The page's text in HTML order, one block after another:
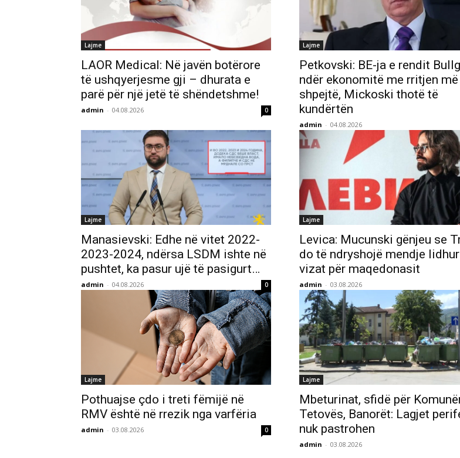
Lajme
LAOR Medical: Në javën botërore
të ushqyerjesme gji – dhurata e
parë për një jetë të shëndetshme!
admin - 04.08.2026 0
Lajme
Petkovski: BE-ja e rendit
ndër ekonomitë me rritjen
shpejtë, Mickoski thotë të
kundërtën
admin - 04.08.2026
Lajme
Manasievski: Edhe në vitet 2022-
2023-2024, ndërsa LSDM ishte në
pushtet, ka pasur ujë të pasigurt…
admin - 04.08.2026 0
Lajme
Levica: Mucunski gënjeu se
do të ndryshojë mendje
vizat për maqedonasit
admin - 03.08.2026
Lajme
Pothuajse çdo i treti fëmijë në
RMV është në rrezik nga varfëria
admin - 03.08.2026 0
Lajme
Mbeturinat, sfidë për
Tetovës, Banorët: Lagjet
nuk pastrohen
admin - 03.08.2026